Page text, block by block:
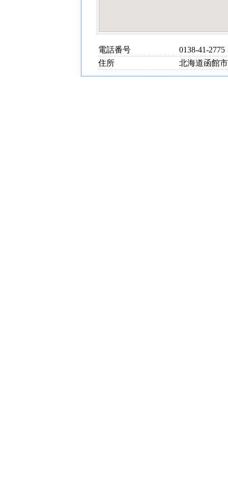
電話番号
0138-41-2775
住所
北海道函館